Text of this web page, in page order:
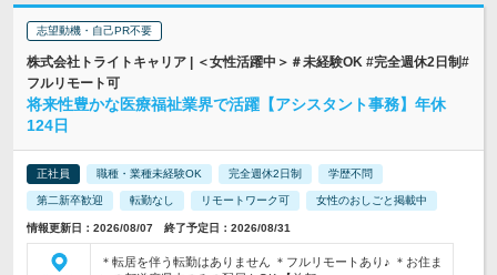
志望動機・自己PR不要
株式会社トライトキャリア | ＜女性活躍中＞＃未経験OK #完全週休2日制#
フルリモート可
将来性豊かな医療福祉業界で活躍【アシスタント事務】年休
124日
正社員 職種・業種未経験OK 完全週休2日制 学歴不問
第二新卒歓迎 転勤なし リモートワーク可 女性のおしごと掲載中
情報更新日：2026/08/07 終了予定日：2026/08/31
＊転居を伴う転勤はありません ＊フルリモートあり♪ ＊お住ま